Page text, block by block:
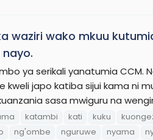
waziri wako mkuu
ya serikali yanatumia CCM.
kweli japo katiba sijui kama ni
sasa mwiguru na
katambi kati kuku
ng'ombe nguruwe nyama